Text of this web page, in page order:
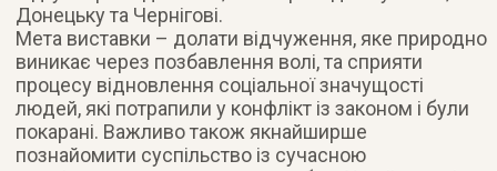
Донецьку та Чернігові.
Мета виставки – долати відчуження, яке природно
виникає через позбавлення волі, та сприяти
процесу відновлення соціальної значущості
людей, які потрапили у конфлікт із законом і були
покарані. Важливо також якнайширше
познайомити суспільство із сучасною